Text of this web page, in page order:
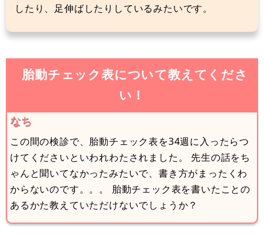
したり、足伸ばしたりしているみたいです。
胎動チェック表について教えてくださ
い！
なち
この間の検診で、胎動チェック表を34週に入ったらつ
けてくださいといわれわたされました。 先生の話をち
ゃんと聞いてなかったみたいで、書き方がまったくわ
からないのです。。。 胎動チェック表を書いたことの
あるかた教えていただけないでしょうか？